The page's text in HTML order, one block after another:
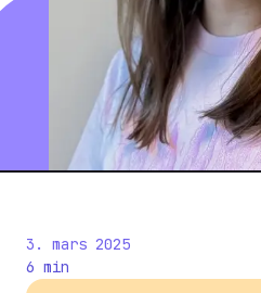
3. mars 2025
6 min